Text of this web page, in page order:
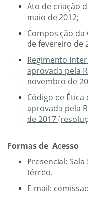
Ato de criação
maio de 2012;
Composição da
de fevereiro de
Regimento
aprovado pela
novembro de
Código de
aprovado pela
de 2017
Formas de Acesso
Presencial:
térreo.
E-mail: